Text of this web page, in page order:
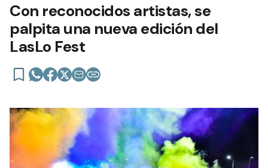
Con reconocidos artistas, se
palpita una nueva edición del
LasLo Fest